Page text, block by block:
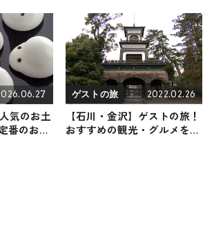
気のお土
番のお菓
ゲストの旅 2022.02.26
【石川・金沢】ゲストの旅！
おすすめの観光・グルメをご